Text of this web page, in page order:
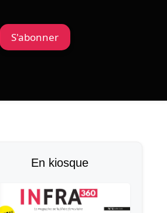
S'abonner
En kiosque